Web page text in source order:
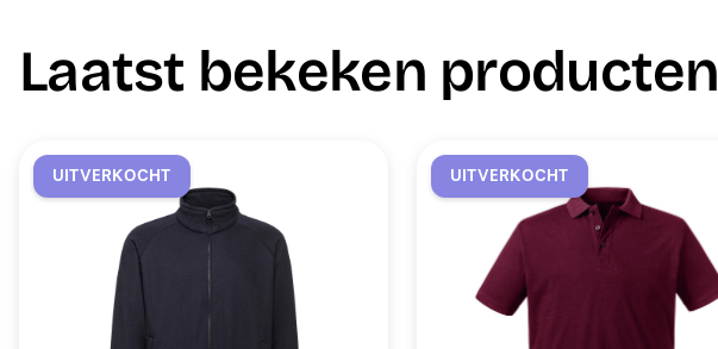
Laatst bekeken producten
UITVERKOCHT UITVERKOCHT